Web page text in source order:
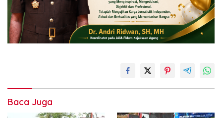
Baca Juga